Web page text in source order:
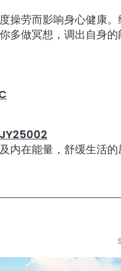
操劳而影响身心健康。
多做冥想，调出自身的
内在能量，舒缓生活的